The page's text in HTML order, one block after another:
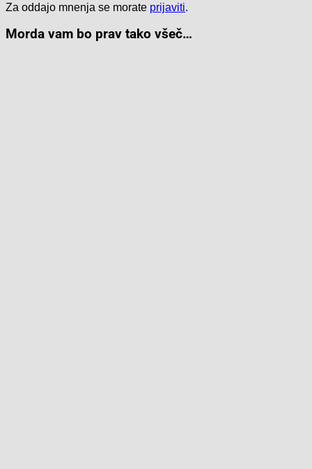
Za oddajo mnenja se morate prijaviti.
Morda vam bo prav tako všeč…